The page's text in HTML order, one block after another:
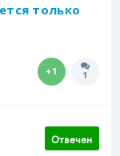
только
+1 1
Отвечен